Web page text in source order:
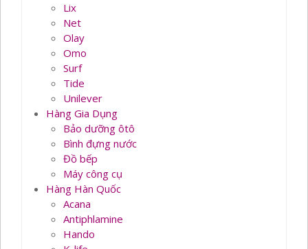
Lix
Net
Olay
Omo
Surf
Tide
Unilever
Hàng Gia Dụng
Bảo dưỡng ôtô
Bình đựng nước
Đồ bếp
Máy công cụ
Hàng Hàn Quốc
Acana
Antiphlamine
Hando